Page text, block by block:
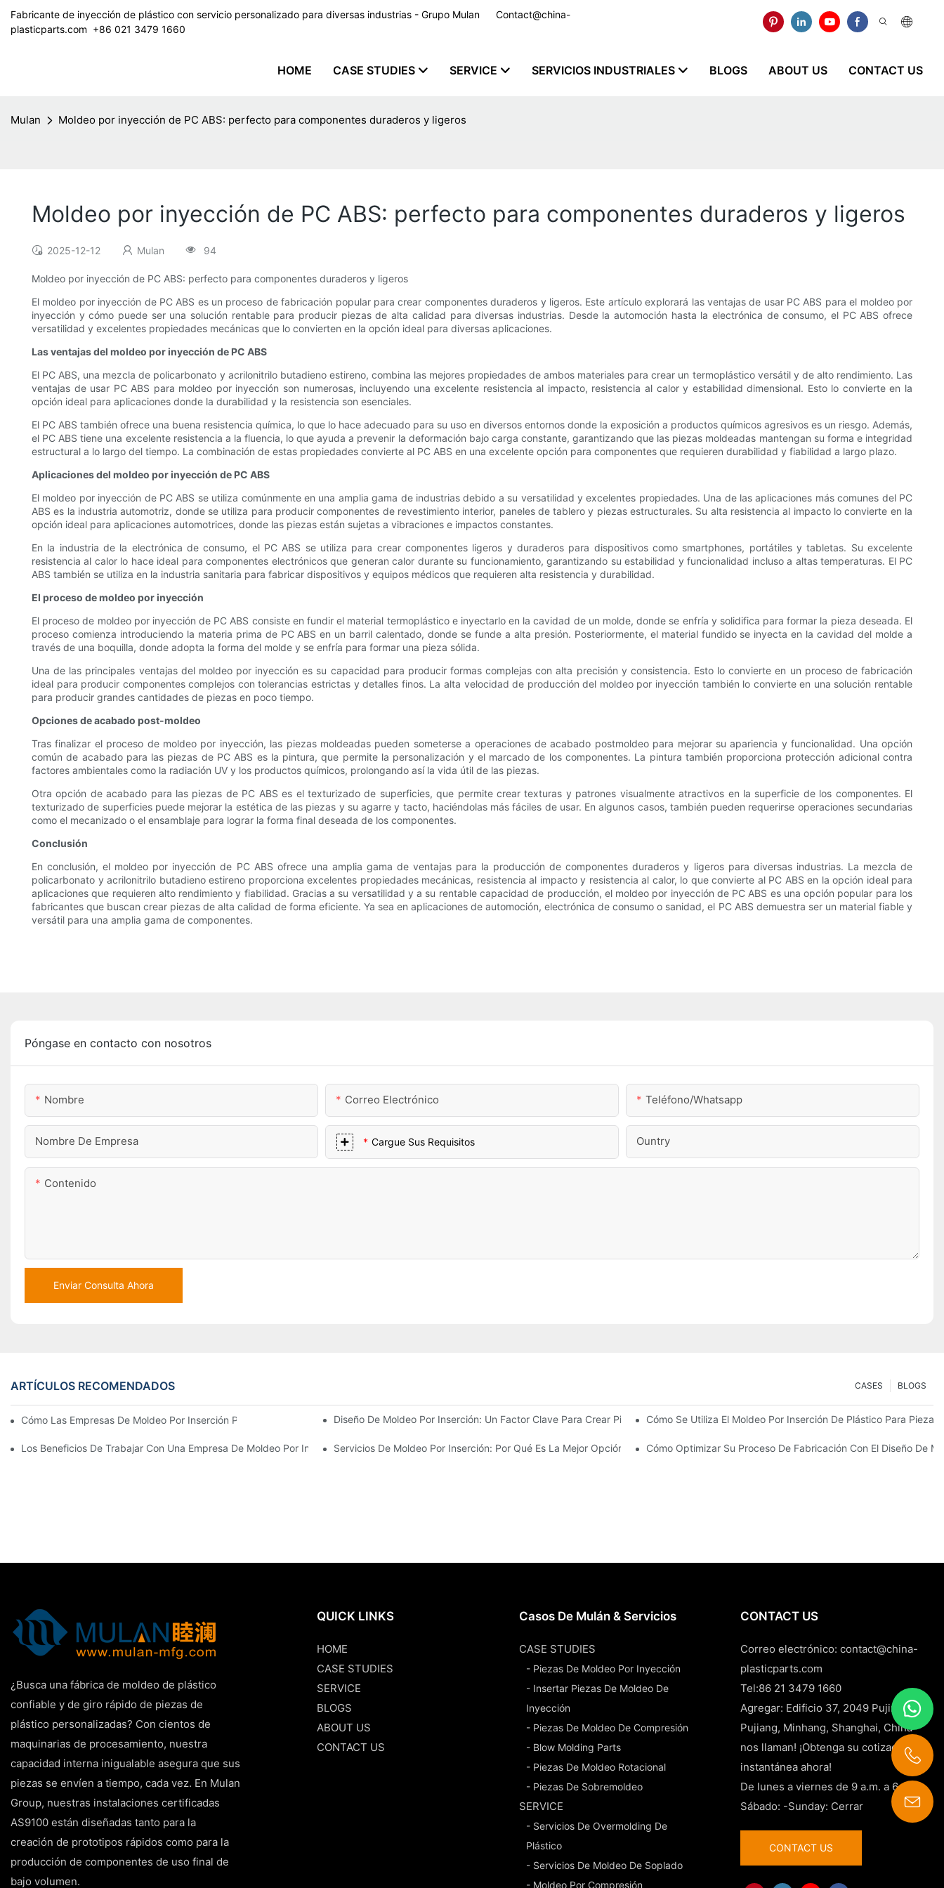
Fabricante de inyección de plástico con servicio personalizado para diversas industrias - Grupo Mulan
Contact@china-
plasticparts.com ​​​​​​​ +86 021 3479 1660
HOME CASE STUDIES SERVICE SERVICIOS INDUSTRIALES BLOGS ABOUT US CONTACT US
Mulan Moldeo por inyección de PC ABS: perfecto para componentes duraderos y ligeros
Moldeo por inyección de PC ABS: perfecto para componentes duraderos y ligeros
2025-12-12 Mulan 94
Moldeo por inyección de PC ABS: perfecto para componentes duraderos y ligeros
El moldeo por inyección de PC ABS es un proceso de fabricación popular para crear componentes duraderos y ligeros. Este artículo explorará las ventajas de usar PC ABS para el moldeo por
inyección y cómo puede ser una solución rentable para producir piezas de alta calidad para diversas industrias. Desde la automoción hasta la electrónica de consumo, el PC ABS ofrece
versatilidad y excelentes propiedades mecánicas que lo convierten en la opción ideal para diversas aplicaciones.
Las ventajas del moldeo por inyección de PC ABS
El PC ABS, una mezcla de policarbonato y acrilonitrilo butadieno estireno, combina las mejores propiedades de ambos materiales para crear un termoplástico versátil y de alto rendimiento. Las
ventajas de usar PC ABS para moldeo por inyección son numerosas, incluyendo una excelente resistencia al impacto, resistencia al calor y estabilidad dimensional. Esto lo convierte en la
opción ideal para aplicaciones donde la durabilidad y la resistencia son esenciales.
El PC ABS también ofrece una buena resistencia química, lo que lo hace adecuado para su uso en diversos entornos donde la exposición a productos químicos agresivos es un riesgo. Además,
el PC ABS tiene una excelente resistencia a la fluencia, lo que ayuda a prevenir la deformación bajo carga constante, garantizando que las piezas moldeadas mantengan su forma e integridad
estructural a lo largo del tiempo. La combinación de estas propiedades convierte al PC ABS en una excelente opción para componentes que requieren durabilidad y fiabilidad a largo plazo.
Aplicaciones del moldeo por inyección de PC ABS
El moldeo por inyección de PC ABS se utiliza comúnmente en una amplia gama de industrias debido a su versatilidad y excelentes propiedades. Una de las aplicaciones más comunes del PC
ABS es la industria automotriz, donde se utiliza para producir componentes de revestimiento interior, paneles de tablero y piezas estructurales. Su alta resistencia al impacto lo convierte en la
opción ideal para aplicaciones automotrices, donde las piezas están sujetas a vibraciones e impactos constantes.
En la industria de la electrónica de consumo, el PC ABS se utiliza para crear componentes ligeros y duraderos para dispositivos como smartphones, portátiles y tabletas. Su excelente
resistencia al calor lo hace ideal para componentes electrónicos que generan calor durante su funcionamiento, garantizando su estabilidad y funcionalidad incluso a altas temperaturas. El PC
ABS también se utiliza en la industria sanitaria para fabricar dispositivos y equipos médicos que requieren alta resistencia y durabilidad.
El proceso de moldeo por inyección
El proceso de moldeo por inyección de PC ABS consiste en fundir el material termoplástico e inyectarlo en la cavidad de un molde, donde se enfría y solidifica para formar la pieza deseada. El
proceso comienza introduciendo la materia prima de PC ABS en un barril calentado, donde se funde a alta presión. Posteriormente, el material fundido se inyecta en la cavidad del molde a
través de una boquilla, donde adopta la forma del molde y se enfría para formar una pieza sólida.
Una de las principales ventajas del moldeo por inyección es su capacidad para producir formas complejas con alta precisión y consistencia. Esto lo convierte en un proceso de fabricación
ideal para producir componentes complejos con tolerancias estrictas y detalles finos. La alta velocidad de producción del moldeo por inyección también lo convierte en una solución rentable
para producir grandes cantidades de piezas en poco tiempo.
Opciones de acabado post-moldeo
Tras finalizar el proceso de moldeo por inyección, las piezas moldeadas pueden someterse a operaciones de acabado postmoldeo para mejorar su apariencia y funcionalidad. Una opción
común de acabado para las piezas de PC ABS es la pintura, que permite la personalización y el marcado de los componentes. La pintura también proporciona protección adicional contra
factores ambientales como la radiación UV y los productos químicos, prolongando así la vida útil de las piezas.
Otra opción de acabado para las piezas de PC ABS es el texturizado de superficies, que permite crear texturas y patrones visualmente atractivos en la superficie de los componentes. El
texturizado de superficies puede mejorar la estética de las piezas y su agarre y tacto, haciéndolas más fáciles de usar. En algunos casos, también pueden requerirse operaciones secundarias
como el mecanizado o el ensamblaje para lograr la forma final deseada de los componentes.
Conclusión
En conclusión, el moldeo por inyección de PC ABS ofrece una amplia gama de ventajas para la producción de componentes duraderos y ligeros para diversas industrias. La mezcla de
policarbonato y acrilonitrilo butadieno estireno proporciona excelentes propiedades mecánicas, resistencia al impacto y resistencia al calor, lo que convierte al PC ABS en la opción ideal para
aplicaciones que requieren alto rendimiento y fiabilidad. Gracias a su versatilidad y a su rentable capacidad de producción, el moldeo por inyección de PC ABS es una opción popular para los
fabricantes que buscan crear piezas de alta calidad de forma eficiente. Ya sea en aplicaciones de automoción, electrónica de consumo o sanidad, el PC ABS demuestra ser un material fiable y
versátil para una amplia gama de componentes.
Póngase en contacto con nosotros
Nombre Correo Electrónico Teléfono/whatsapp
Nombre De Empresa Cargue Sus Requisitos Ountry
Contenido
Enviar Consulta Ahora
ARTÍCULOS RECOMENDADOS BLOGS
CASES
Cómo Las Empresas De Moldeo Por Inserción Pueden Gestionar Requisitos De Diseño ComplejosDiseño De Moldeo Por Inserción: Un Factor Clave Para Crear Piezas Robustas Y MultimaterialesCómo Se Utiliza El Moldeo Por Inserción De Plástico Para
Los Beneficios De Trabajar Con Una Empresa De Moldeo Por Inserción Con ExperienciaServicios De Moldeo Por Inserción: Por Qué Es La Mejor Opción Para Bienes De Consumo Duraderos
Cómo Optimizar Su Proceso De Fabricación Con El Diseño De
¿Busca una fábrica de moldeo de plástico
confiable y de giro rápido de piezas de
plástico personalizadas? Con cientos de
maquinarias de procesamiento, nuestra
capacidad interna inigualable asegura que sus
piezas se envíen a tiempo, cada vez. En Mulan
Group, nuestras instalaciones certificadas
AS9100 están diseñadas tanto para la
creación de prototipos rápidos como para la
producción de componentes de uso final de
bajo volumen.
QUICK LINKS
HOME
CASE STUDIES
SERVICE
BLOGS
ABOUT US
CONTACT US
Casos De Mulán & Servicios
CASE STUDIES
- Piezas De Moldeo Por Inyección
- Insertar Piezas De Moldeo De
Inyección
- Piezas De Moldeo De Compresión
- Blow Molding Parts
- Piezas De Moldeo Rotacional
- Piezas De Sobremoldeo
SERVICE
- Servicios De Overmolding De
Plástico
- Servicios De Moldeo De Soplado
- Moldeo Por Compresión
CONTACT US
Correo electrónico:contact@china-
plasticparts.com
Tel:86 21 3479 1660
Agregar: Edificio 37, 2049 Pujin Road,
Pujiang, Minhang, Shanghai, China
nos llaman! ¡Obtenga su cotización
instantánea ahora!
De lunes a viernes de 9 a.m. a 6 p.m.
Sábado: -Sunday: Cerrar
CONTACT US